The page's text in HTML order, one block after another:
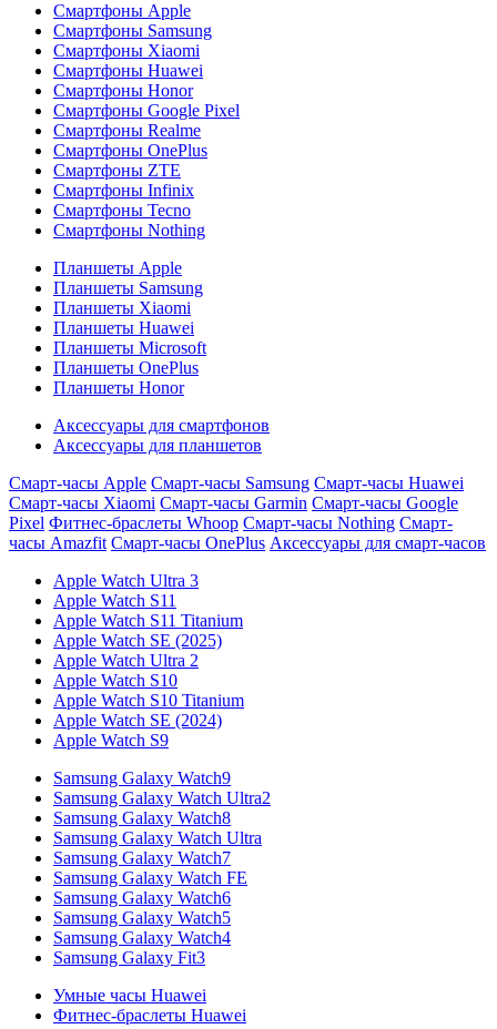
Смартфоны Apple
Смартфоны Samsung
Смартфоны Xiaomi
Смартфоны Huawei
Смартфоны Honor
Смартфоны Google Pixel
Смартфоны Realme
Смартфоны OnePlus
Смартфоны ZTE
Смартфоны Infinix
Смартфоны Tecno
Смартфоны Nothing
Планшеты Apple
Планшеты Samsung
Планшеты Xiaomi
Планшеты Huawei
Планшеты Microsoft
Планшеты OnePlus
Планшеты Honor
Аксессуары для смартфонов
Аксессуары для планшетов
Смарт-часы Apple Смарт-часы Samsung Смарт-часы Huawei
Смарт-часы Xiaomi Смарт-часы Garmin Смарт-часы Google
Pixel Фитнес-браслеты Whoop Смарт-часы Nothing Смарт-
часы Amazfit Смарт-часы OnePlus Аксессуары для смарт-часов
Apple Watch Ultra 3
Apple Watch S11
Apple Watch S11 Titanium
Apple Watch SE (2025)
Apple Watch Ultra 2
Apple Watch S10
Apple Watch S10 Titanium
Apple Watch SE (2024)
Apple Watch S9
Samsung Galaxy Watch9
Samsung Galaxy Watch Ultra2
Samsung Galaxy Watch8
Samsung Galaxy Watch Ultra
Samsung Galaxy Watch7
Samsung Galaxy Watch FE
Samsung Galaxy Watch6
Samsung Galaxy Watch5
Samsung Galaxy Watch4
Samsung Galaxy Fit3
Умные часы Huawei
Фитнес-браслеты Huawei